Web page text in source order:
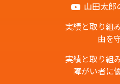
山田太郎
実績と取り組
由を
実績と取り組
障がい者に